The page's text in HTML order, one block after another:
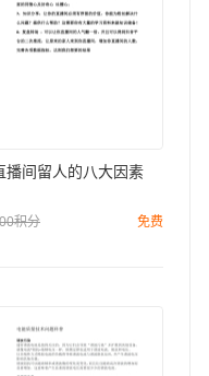
播间留人的八大因素
免费
积分